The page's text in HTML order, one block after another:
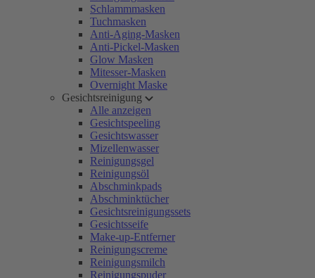
Schlammmasken
Tuchmasken
Anti-Aging-Masken
Anti-Pickel-Masken
Glow Masken
Mitesser-Masken
Overnight Maske
Gesichtsreinigung
Alle anzeigen
Gesichtspeeling
Gesichtswasser
Mizellenwasser
Reinigungsgel
Reinigungsöl
Abschminkpads
Abschminktücher
Gesichtsreinigungssets
Gesichtsseife
Make-up-Entferner
Reinigungscreme
Reinigungsmilch
Reinigungspuder